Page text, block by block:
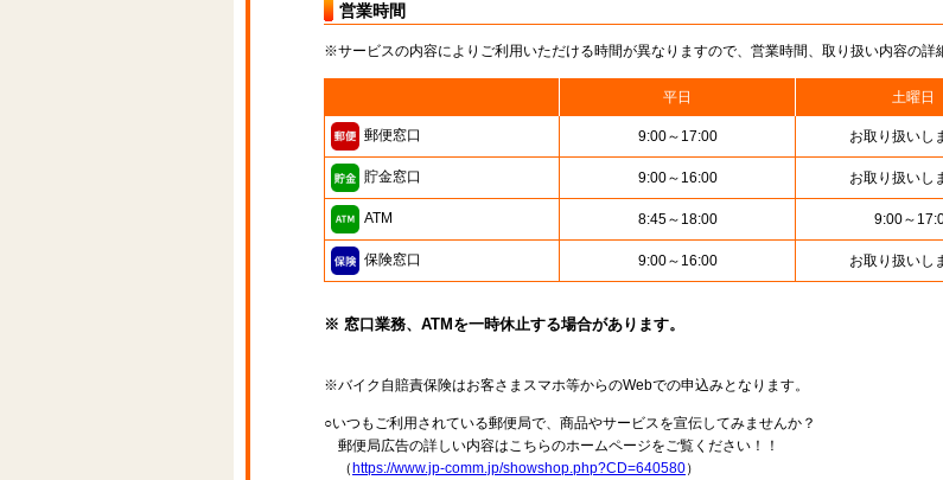
営業時間
※サービスの内容によりご利用いただける時間が異なりますので、営業時間、取り扱い内容の詳
平日 土曜日
郵便窓口 9:00～17:00 お取り扱いし
貯金窓口 9:00～16:00 お取り扱いし
ATM 8:45～18:00 9:00～
保険窓口 9:00～16:00 お取り扱いし
※ 窓口業務、ATMを一時休止する場合があります。
※バイク自賠責保険はお客さまスマホ等からのWebでの申込みとなります。
○いつもご利用されている郵便局で、商品やサービスを宣伝してみませんか？
郵便局広告の詳しい内容はこちらのホームページをご覧ください！！
（ https://www.jp-comm.jp/showshop.php?CD=640580）